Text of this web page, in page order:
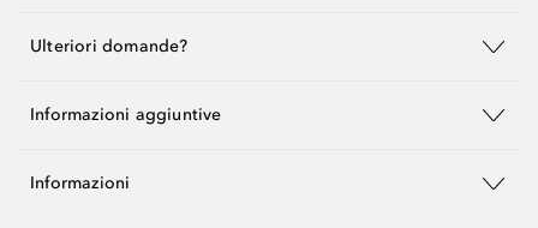
Ulteriori domande?
Informazioni aggiuntive
Informazioni